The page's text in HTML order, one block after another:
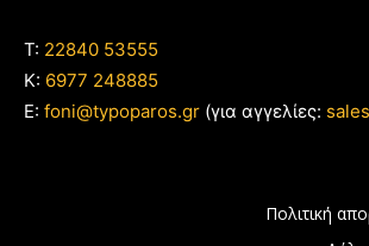
T: 22840 53555
Κ: 6977 248885
E: foni@typoparos.gr (για αγγελίες:
Πολιτική